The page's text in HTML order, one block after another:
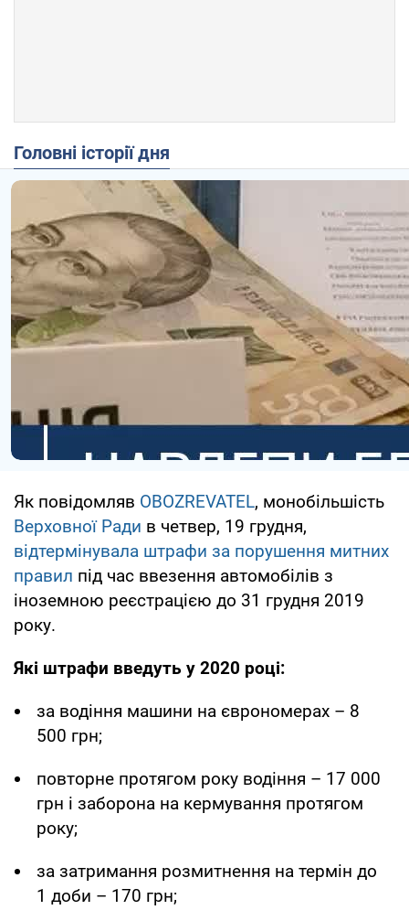
Головні історії дня
Як повідомляв OBOZREVATEL, монобільшість
Верховної Ради в четвер, 19 грудня,
відтермінувала штрафи за порушення митних
правил під час ввезення автомобілів з
іноземною реєстрацією до 31 грудня 2019
року.
Які штрафи введуть у 2020 році:
за водіння машини на єврономерах – 8
500 грн;
повторне протягом року водіння – 17 000
грн і заборона на кермування протягом
року;
за затримання розмитнення на термін до
1 доби – 170 грн;